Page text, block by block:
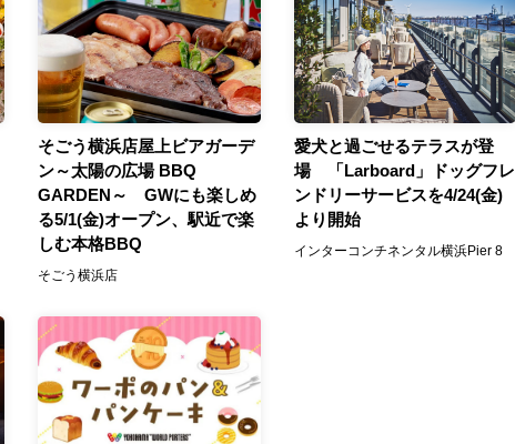
そごう横浜店屋上ビアガーデ
ン～太陽の広場 BBQ
GARDEN～ GWにも楽しめ
る5/1(金)オープン、駅近で楽
しむ本格BBQ
そごう横浜店
愛犬と過ごせるテラスが登
場 「Larboard」ドッグフレ
ンドリーサービスを4/24(金)
より開始
インターコンチネンタル横浜Pier 8